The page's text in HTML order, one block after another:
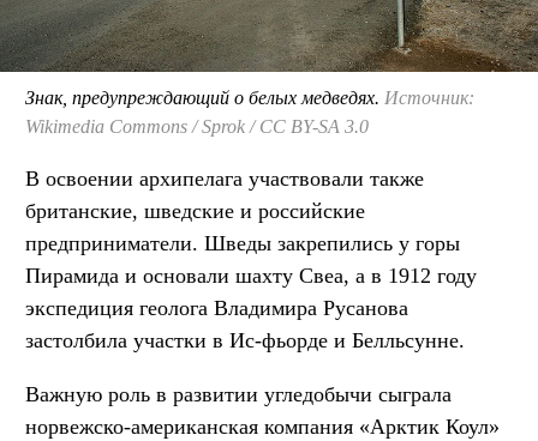
Знак, предупреждающий о белых медведях. Источник:
Wikimedia Commons / Sprok / CC BY-SA 3.0
В освоении архипелага участвовали также
британские, шведские и российские
предприниматели. Шведы закрепились у горы
Пирамида и основали шахту Свеа, а в 1912 году
экспедиция геолога Владимира Русанова
застолбила участки в Ис-фьорде и Белльсунне.
Важную роль в развитии угледобычи сыграла
норвежско-американская компания «Арктик Коул»